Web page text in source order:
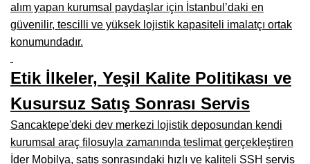
Denizli Mobilyacılar, Mobilya Üreticileri, Mağazaları
Adıyaman Mobilyacılar, Mobilya İmalatçıları, Mağazaları
Edirne Mobilyacilar, Mobilya İmalatçıları, Mağazaları
Erzincan Mobilyacılar, Mobilya İmalatçıları, Mağazaları
Yozgat Mobilya Mağazaları, İmalatçıları, Mobilyacıları
alım yapan kurumsal paydaşlar için İstanbul’daki en
güvenilir, tescilli ve yüksek lojistik kapasiteli imalatçı ortak
konumundadır.
Etik İlkeler, Yeşil Kalite Politikası ve
Kusursuz Satış Sonrası Servis
Sancaktepe'deki dev merkezi lojistik deposundan kendi
kurumsal araç filosuyla zamanında teslimat gerçekleştiren
İder Mobilya, satış sonrasındaki hızlı ve kaliteli SSH servis